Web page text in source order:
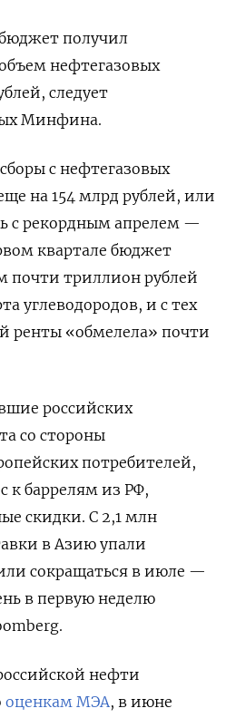
получил
нефтегазовых
следует
Минфина.
с нефтегазовых
на 154 млрд рублей, или
с рекордным апрелем —
квартале бюджет
почти триллион рублей
углеводородов, и с тех
ренты «обмелела» почти
российских
со стороны
потребителей,
к баррелям из РФ,
скидки. С 2,1 млн
в Азию упали
сокращаться в июле —
в первую неделю
нефти
оценкам МЭА, в июне